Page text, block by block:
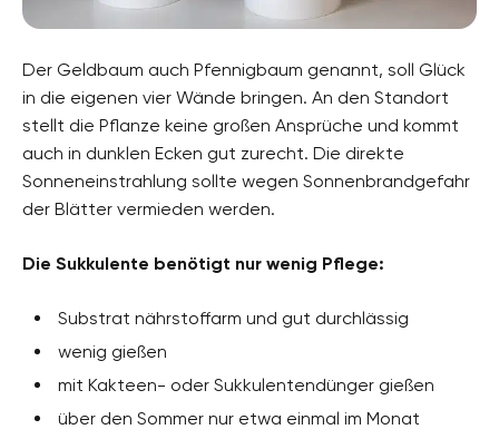
Der Geldbaum auch Pfennigbaum genannt, soll Glück
in die eigenen vier Wände bringen. An den Standort
stellt die Pflanze keine großen Ansprüche und kommt
auch in dunklen Ecken gut zurecht. Die direkte
Sonneneinstrahlung sollte wegen Sonnenbrandgefahr
der Blätter vermieden werden.
Die Sukkulente benötigt nur wenig Pflege:
Substrat nährstoffarm und gut durchlässig
wenig gießen
mit Kakteen- oder Sukkulentendünger gießen
über den Sommer nur etwa einmal im Monat